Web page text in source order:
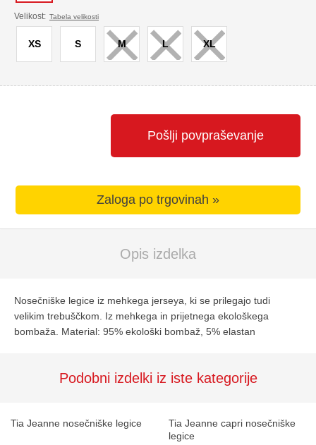
Velikost: Tabela velikosti
XS S M
× L
× XL
×
Pošlji povpraševanje
Zaloga po trgovinah »
Opis izdelka
Nosečniške legice iz mehkega jerseya, ki se prilegajo tudi
velikim trebuščkom. Iz mehkega in prijetnega ekološkega
bombaža. Material: 95% ekološki bombaž, 5% elastan
Podobni izdelki iz iste kategorije
Tia Jeanne nosečniške legice
Tia Jeanne capri nosečniške
legice